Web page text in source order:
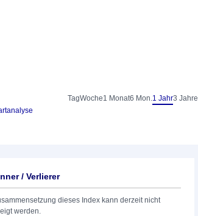
TagWoche1 Monat6 Mon.1 Jahr3 Jahre
/ Verlierer
dieses Index kann derzeit nicht
werden.